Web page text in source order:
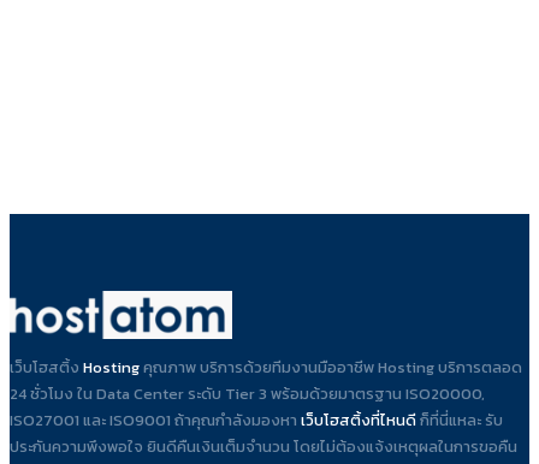
เว็บโฮสติ้ง Hostingคุณภาพ บริการด้วยทีมงานมืออาชีพ Hosting บริการตลอด
24 ชั่วโมง ใน Data Center ระดับ Tier 3 พร้อมด้วยมาตรฐาน ISO20000,
ISO27001 และ ISO9001 ถ้าคุณกำลังมองหา เว็บโฮสติ้งที่ไหนดีก็ที่นี่แหละ รับ
ประกันความพึงพอใจ ยินดีคืนเงินเต็มจำนวน โดยไม่ต้องแจ้งเหตุผลในการขอคืน